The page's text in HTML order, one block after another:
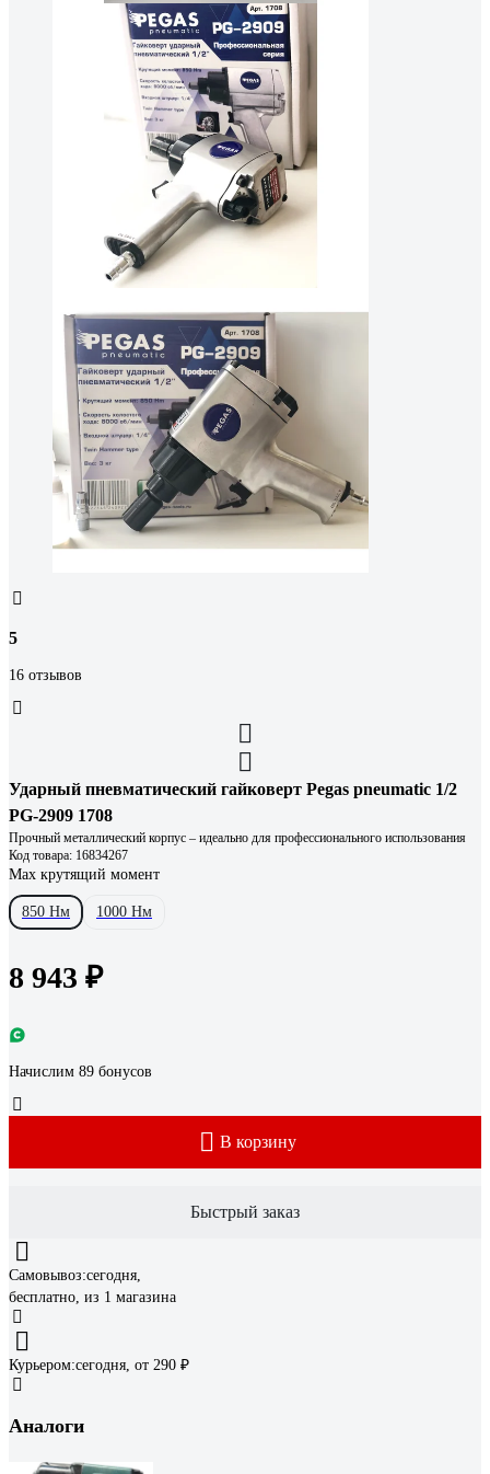
5
16 отзывов
Ударный пневматический гайковерт Pegas pneumatic 1/2
PG-2909 1708
Прочный металлический корпус – идеально для профессионального использования
Код товара: 16834267
Max крутящий момент
850 Нм 1000 Нм
8 943 ₽
Начислим 89 бонусов
В корзину
Быстрый заказ
Самовывоз:сегодня,
бесплатно, из 1 магазина
Курьером:сегодня, от 290 ₽
Аналоги